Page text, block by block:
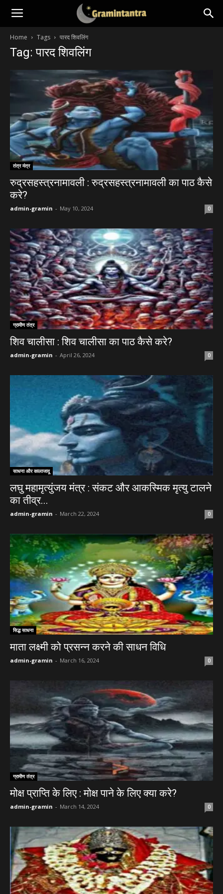
Home Tags पारद शिवलिंग
Tag: पारद शिवलिंग
तंत्र मंत्र
रुद्रसहस्त्रनामावली : रुद्रसहस्त्रनामावली का पाठ कैसे
करे?
admin-gramin - May 10, 2024 0
ग्रामीण तंत्र
शिव चालीसा : शिव चालीसा का पाठ कैसे करे?
admin-gramin - April 26, 2024 0
साधना और कालाजादू
लघु महामृत्युंजय मंत्र : संकट और आकस्मिक मृत्यु टालने
का तीव्र...
admin-gramin - March 22, 2024 0
सिद्ध साधना
माता लक्ष्मी को प्रसन्न करने की साधन विधि
admin-gramin - March 16, 2024 0
ग्रामीण तंत्र
मोक्ष प्राप्ति के लिए : मोक्ष पाने के लिए क्या करे?
admin-gramin - March 14, 2024 0